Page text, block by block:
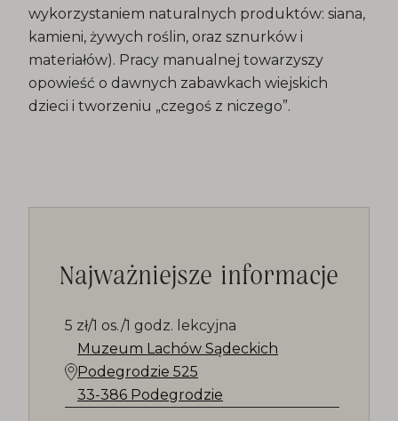
wykorzystaniem naturalnych produktów: siana,
kamieni, żywych roślin, oraz sznurków i
materiałów). Pracy manualnej towarzyszy
opowieść o dawnych zabawkach wiejskich
dzieci i tworzeniu „czegoś z niczego”.
Najważniejsze informacje
5 zł/1 os./1 godz. lekcyjna
Muzeum Lachów Sądeckich
Podegrodzie 525
33-386 Podegrodzie